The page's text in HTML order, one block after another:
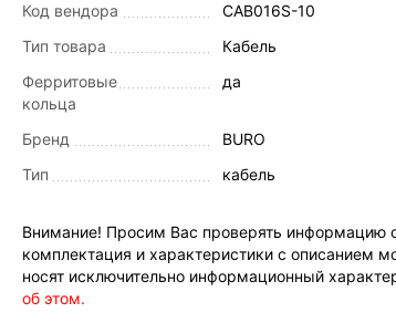
Код вендора
CAB016S-10
Тип товара
Кабель
Ферритовые
кольца
да
Бренд
BURO
Тип
кабель
Внимание! Просим Вас проверять информацию
комплектация и характеристики с описанием
носят исключительно информационный
об этом.